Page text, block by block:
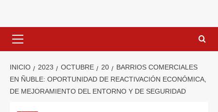
INICIO 2023 OCTUBRE 20
BARRIOS COMERCIALES
EN ÑUBLE: OPORTUNIDAD DE REACTIVACIÓN ECONÓMICA,
DE MEJORAMIENTO DEL ENTORNO Y DE SEGURIDAD